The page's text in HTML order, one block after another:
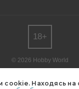
cookie. Находясь на
© 2026 Hobby World
редакции.
18+